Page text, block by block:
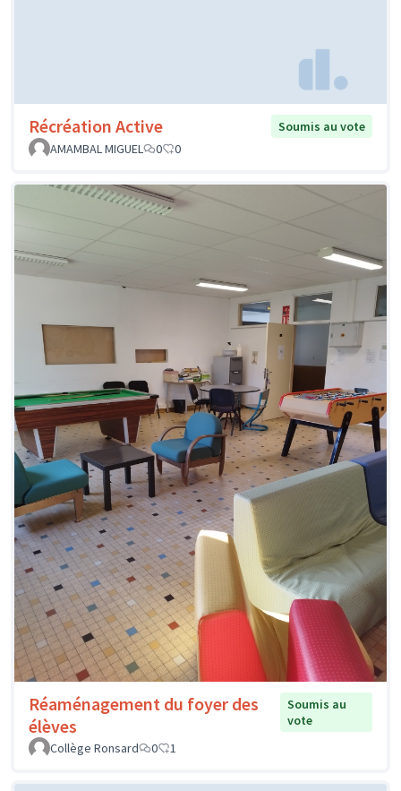
Récréation Active
Soumis au vote
AMAMBAL MIGUEL
0 0
Réaménagement du foyer des
élèves
Soumis au
vote
Collège Ronsard
0 1